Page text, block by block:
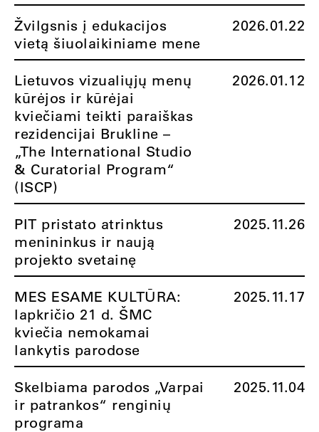
Žvilgsnis į edukacijos
vietą šiuolaikiniame mene
2026.01.22
Lietuvos vizualiųjų menų
kūrėjos ir kūrėjai
kviečiami teikti paraiškas
rezidencijai Brukline –
„The International Studio
& Curatorial Program“
(ISCP)
2026.01.12
PIT pristato atrinktus
menininkus ir naują
projekto svetainę
2025.11.26
MES ESAME KULTŪRA:
lapkričio 21 d. ŠMC
kviečia nemokamai
lankytis parodose
2025.11.17
Skelbiama parodos „Varpai
ir patrankos“ renginių
programa
2025.11.04